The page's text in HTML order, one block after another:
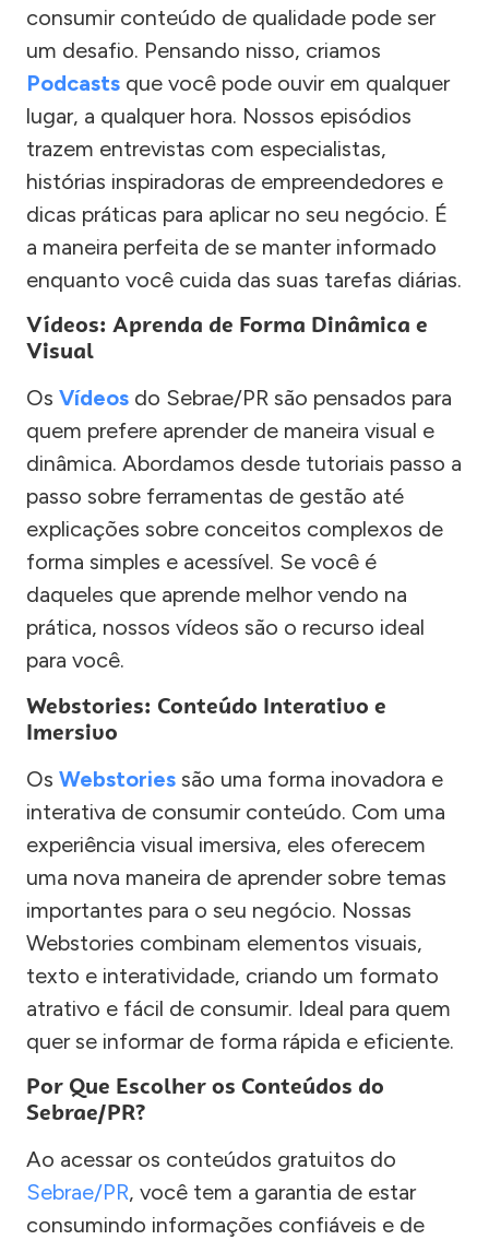
consumir conteúdo de qualidade pode ser
um desafio. Pensando nisso, criamos
Podcasts que você pode ouvir em qualquer
lugar, a qualquer hora. Nossos episódios
trazem entrevistas com especialistas,
histórias inspiradoras de empreendedores e
dicas práticas para aplicar no seu negócio. É
a maneira perfeita de se manter informado
enquanto você cuida das suas tarefas diárias.
Vídeos: Aprenda de Forma Dinâmica e
Visual
Os Vídeos do Sebrae/PR são pensados para
quem prefere aprender de maneira visual e
dinâmica. Abordamos desde tutoriais passo a
passo sobre ferramentas de gestão até
explicações sobre conceitos complexos de
forma simples e acessível. Se você é
daqueles que aprende melhor vendo na
prática, nossos vídeos são o recurso ideal
para você.
Webstories: Conteúdo Interativo e
Imersivo
Os Webstories são uma forma inovadora e
interativa de consumir conteúdo. Com uma
experiência visual imersiva, eles oferecem
uma nova maneira de aprender sobre temas
importantes para o seu negócio. Nossas
Webstories combinam elementos visuais,
texto e interatividade, criando um formato
atrativo e fácil de consumir. Ideal para quem
quer se informar de forma rápida e eficiente.
Por Que Escolher os Conteúdos do
Sebrae/PR?
Ao acessar os conteúdos gratuitos do
Sebrae/PR, você tem a garantia de estar
consumindo informações confiáveis e de